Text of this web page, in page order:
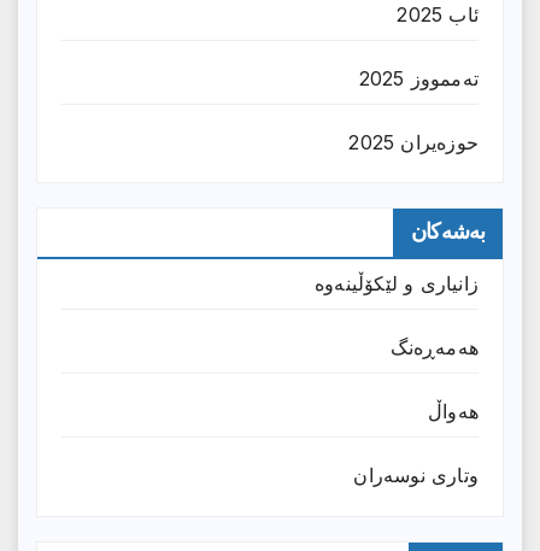
ئاب 2025
تەممووز 2025
حوزه‌یران 2025
بەشەکان
زانیارى و لێکۆڵینەوە
هەمەڕەنگ
هەواڵ
وتارى نوسەران